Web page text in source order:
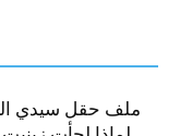
ملف حقل سيدي